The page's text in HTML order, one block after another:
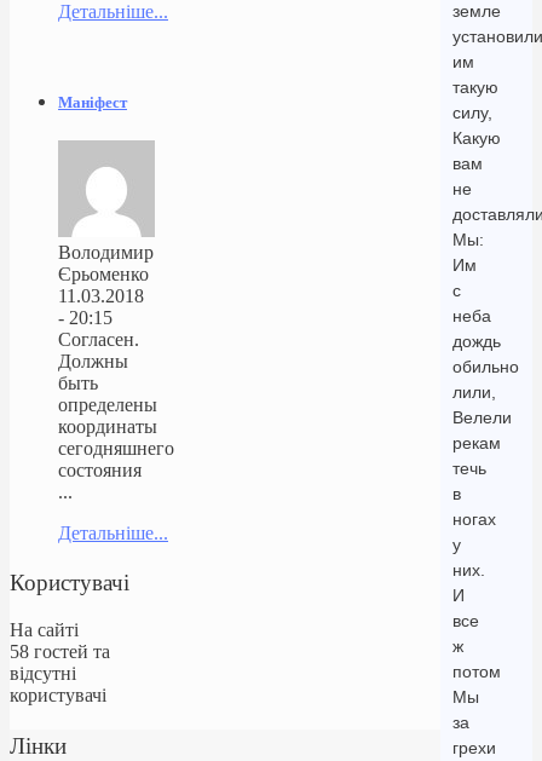
земле
установили
им
такую
силу,
Какую
вам
не
Мы:
Им
с
неба
дождь
обильно
лили,
Велели
рекам
течь
в
ногах
у
них.
И
все
ж
потом
Мы
за
грехи
Детальніше...
Маніфест
Володимир
Єрьоменко
11.03.2018
- 20:15
Согласен.
Должны
быть
определены
координаты
сегодняшнего
состояния
...
Детальніше...
Користувачі
На сайті
58 гостей та
відсутні
користувачі
Лінки